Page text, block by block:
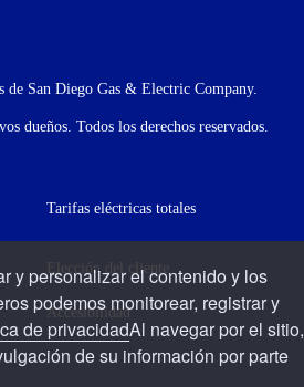
San Diego Gas & Electric Company.
dueños. Todos los derechos reservados.
y personalizar el contenido y los
podemos monitorear, registrar y
de privacidadAl navegar por el sitio,
de su información por parte
Tarifas eléctricas totales
Elección del cliente
Accesibilidad